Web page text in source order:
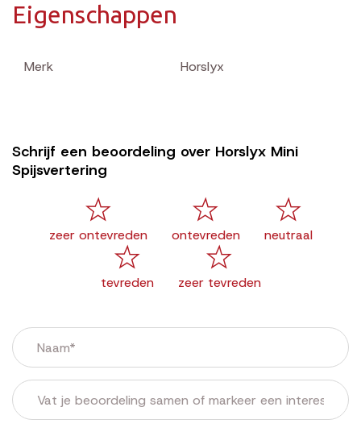
Eigenschappen
Merk Horslyx
Schrijf een beoordeling over Horslyx Mini
Spijsvertering
zeer ontevreden ontevreden neutraal
tevreden zeer tevreden